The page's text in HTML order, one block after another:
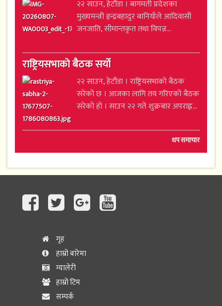
२२ साउन, हेटौंडा । बागमती प्रदेशका
मुख्यमन्त्री इन्द्रबहादुर बानियाँले आदिवासी
जनजाति, सीमान्तकृत तथा विपन्न...
राष्ट्रियसभाको बैठक सर्यो
२२ साउन, हेटौंडा । राष्ट्रियसभाको बैठक
सरेको छ । आजका लागि तय गरिएको बैठक
सरेको हो । साउन २२ गते शुक्रबार अपराह्न...
थप समाचार
गृह
हाम्रो बारेमा
ग्यालेरी
हाम्रो टिम
सम्पर्क